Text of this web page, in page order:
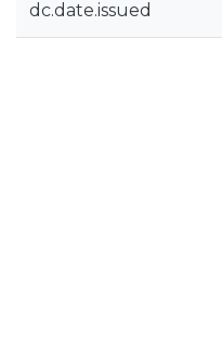
dc.date.issued